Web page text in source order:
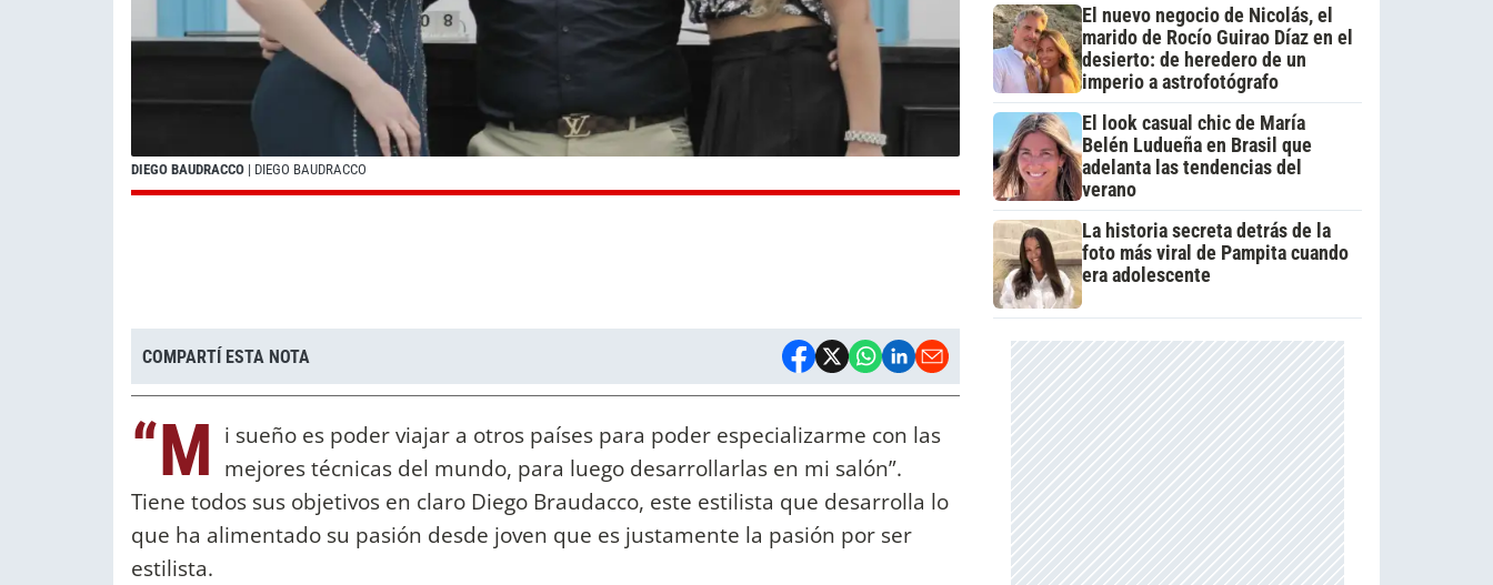
DIEGO BAUDRACCO | DIEGO BAUDRACCO
COMPARTÍ ESTA NOTA
“M i sueño es poder viajar a otros países para poder especializarme con las
mejores técnicas del mundo, para luego desarrollarlas en mi salón”.
Tiene todos sus objetivos en claro Diego Braudacco, este estilista que desarrolla lo
que ha alimentado su pasión desde joven que es justamente la pasión por ser
estilista.
El nuevo negocio de Nicolás, el
marido de Rocío Guirao Díaz en el
desierto: de heredero de un
imperio a astrofotógrafo
El look casual chic de María
Belén Ludueña en Brasil que
adelanta las tendencias del
verano
La historia secreta detrás de la
foto más viral de Pampita cuando
era adolescente